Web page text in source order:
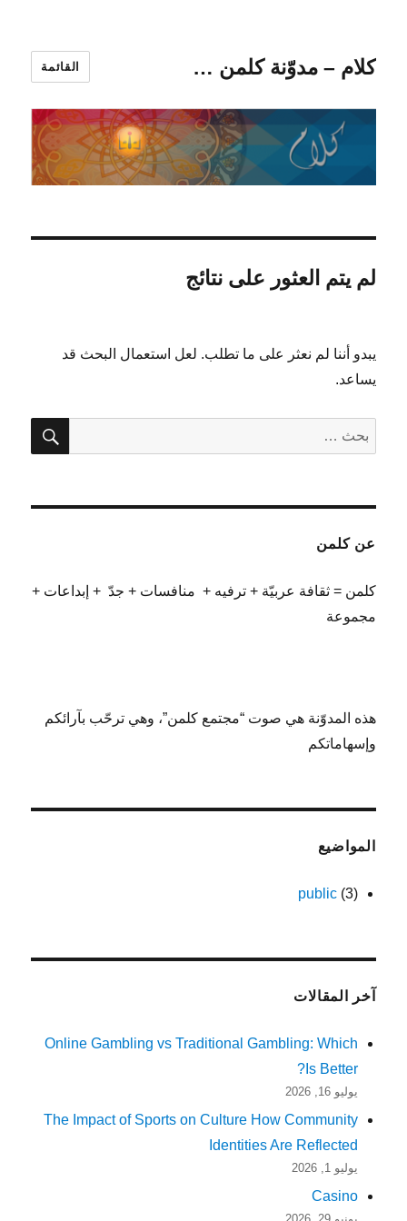
كلام – مدوّنة كلمن … القائمة
لم يتم العثور على نتائج
يبدو أننا لم نعثر على ما تطلب. لعل استعمال البحث قد
يساعد.
عن:
بحث
عن كلمن
كلمن = ثقافة عربيّة + ترفيه + منافسات + جدّ + إبداعات +
مجموعة
هذه المدوّنة هي صوت “مجتمع كلمن”، وهي ترحّب بآرائكم
وإسهاماتكم
المواضيع
public(3)
آخر المقالات
Online Gambling vs Traditional Gambling: Which
Is Better?
يوليو 16, 2026
The Impact of Sports on Culture How Community
Identities Are Reflected
يوليو 1, 2026
Casino